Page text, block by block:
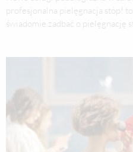
profesjonalna pielęgnacja stóp!
świadomie zadbać o pielęgnację